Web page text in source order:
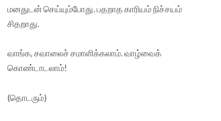
மனதுடன் செய்யும்போது. பதறாத காரியம் நிச்சயம்
சிதறாது.
வாங்க, சவாலைச் சமாளிக்கலாம். வாழ்வைக்
கொண்டாடலாம்!
(தொடரும்)